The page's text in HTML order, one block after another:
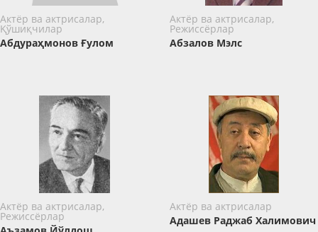
Актёр ва актрисалар,
Қўшиқчилар
Абдураҳмонов Ғулом
Актёр ва актрисалар,
Режиссёрлар
Абзалов Мэлс
Актёр ва актрисалар,
Режиссёрлар
Актёр ва актрисалар
Адашев Раджаб Халимович